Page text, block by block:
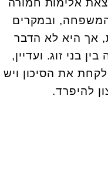
אלימות חמורה
המשפחה, ובמקרים
אך היא לא הדבר
בני זוג. ועדיין,
את הסיכון ויש
להיפרד.